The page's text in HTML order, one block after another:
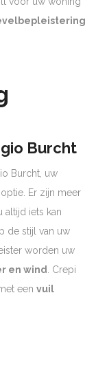
Burcht
Burcht, uw
Er zijn meer
altijd iets kan
de stijl van uw
worden uw
en wind. Crepi
een vuil